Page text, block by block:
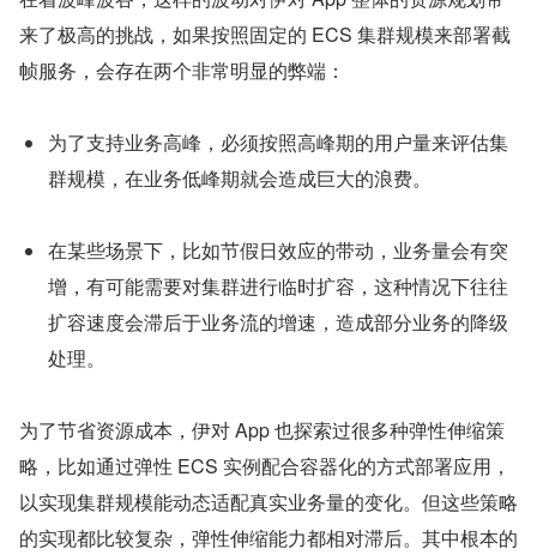
来了极高的挑战，如果按照固定的 ECS 集群规模来部署截
帧服务，会存在两个非常明显的弊端：​
为了支持业务高峰，必须按照高峰期的用户量来评估集
群规模，在业务低峰期就会造成巨大的浪费。
在某些场景下，比如节假日效应的带动，业务量会有突
增，有可能需要对集群进行临时扩容，这种情况下往往
扩容速度会滞后于业务流的增速，造成部分业务的降级
处理。
为了节省资源成本，伊对 App 也探索过很多种弹性伸缩策
略，比如通过弹性 ECS 实例配合容器化的方式部署应用，
以实现集群规模能动态适配真实业务量的变化。但这些策略
的实现都比较复杂，弹性伸缩能力都相对滞后。其中根本的